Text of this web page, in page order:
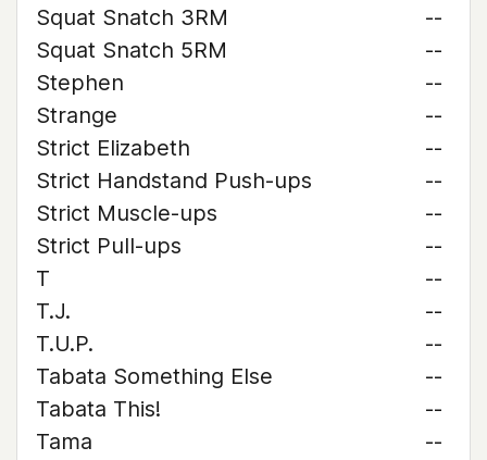
Squat Snatch 3RM
--
Squat Snatch 5RM
--
Stephen
--
Strange
--
Strict Elizabeth
--
Strict Handstand Push-ups
--
Strict Muscle-ups
--
Strict Pull-ups
--
T
--
T.J.
--
T.U.P.
--
Tabata Something Else
--
Tabata This!
--
Tama
--